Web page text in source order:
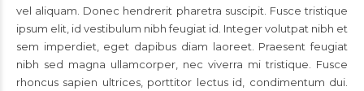
vel aliquam. Donec hendrerit pharetra suscipit. Fusce tristique
ipsum elit, id vestibulum nibh feugiat id. Integer volutpat nibh et
sem imperdiet, eget dapibus diam laoreet. Praesent feugiat
nibh sed magna ullamcorper, nec viverra mi tristique. Fusce
rhoncus sapien ultrices, porttitor lectus id, condimentum dui.